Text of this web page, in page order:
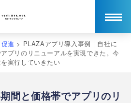
進 > PLAZAアプリ導入事例｜自社に
プリのリニューアルを実現できた。今
実行していきたい
間と価格帯でアプリのリ